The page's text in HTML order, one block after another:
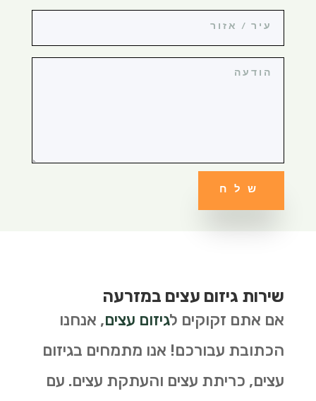
שלח
שירות גיזום עצים במזרעה
אם אתם זקוקים לגיזום עצים, אנחנו
הכתובת עבורכם! אנו מתמחים בגיזום
עצים, כריתת עצים והעתקת עצים. עם